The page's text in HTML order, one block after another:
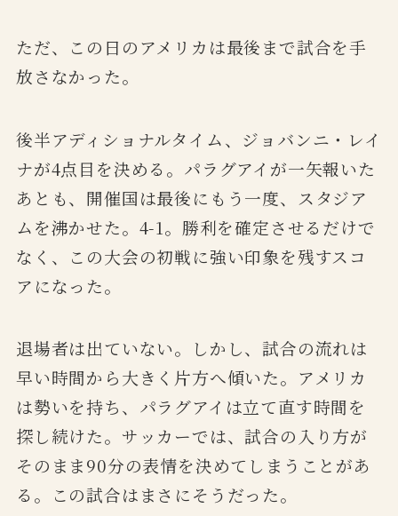
ただ、この日のアメリカは最後まで試合を手
放さなかった。
後半アディショナルタイム、ジョバンニ・レイ
ナが4点目を決める。パラグアイが一矢報いた
あとも、開催国は最後にもう一度、スタジア
ムを沸かせた。4-1。勝利を確定させるだけで
なく、この大会の初戦に強い印象を残すスコ
アになった。
退場者は出ていない。しかし、試合の流れは
早い時間から大きく片方へ傾いた。アメリカ
は勢いを持ち、パラグアイは立て直す時間を
探し続けた。サッカーでは、試合の入り方が
そのまま90分の表情を決めてしまうことがあ
る。この試合はまさにそうだった。